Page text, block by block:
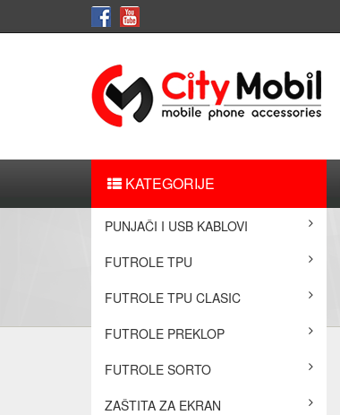
KATEGORIJE
PUNJAČI I USB KABLOVI
FUTROLE TPU
FUTROLE TPU CLASIC
FUTROLE PREKLOP
FUTROLE SORTO
ZAŠTITA ZA EKRAN